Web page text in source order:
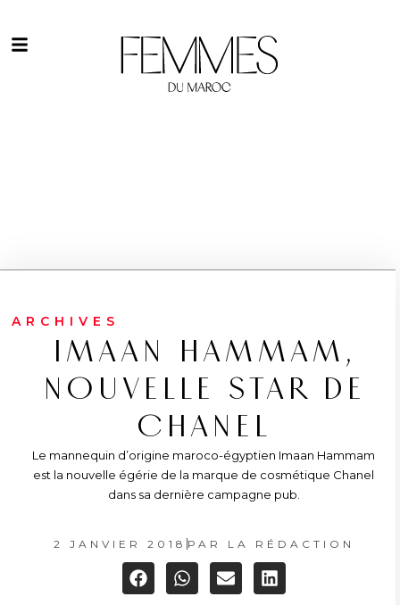
ARCHIVES
IMAAN HAMMAM,
NOUVELLE STAR DE
CHANEL
Le mannequin d’origine maroco-égyptien Imaan Hammam
est la nouvelle égérie de la marque de cosmétique Chanel
dans sa dernière campagne pub.
2 JANVIER 2018 PAR LA RÉDACTION